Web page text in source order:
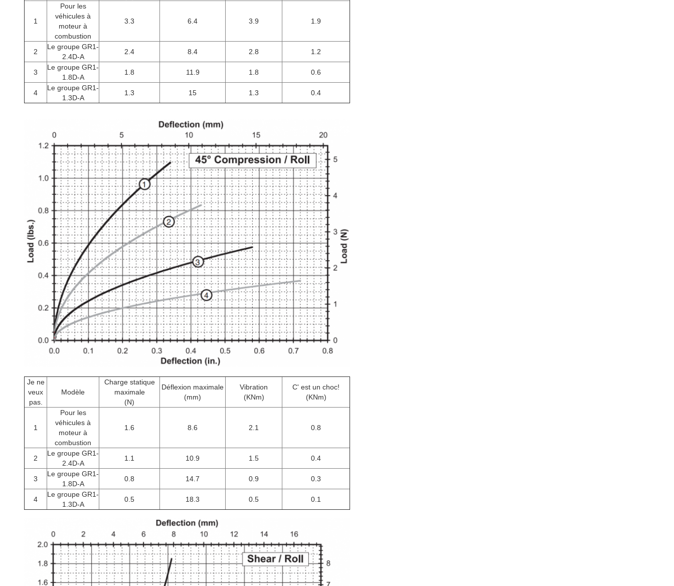
1
Pour les
véhicules à
moteur à
combustion
3.3 6.4 3.9 1.9
2
Le groupe GR1-
2.4D-A
2.4 8.4 2.8 1.2
3
Le groupe GR1-
1.8D-A
1.8 11.9 1.8 0.6
4
Le groupe GR1-
1.3D-A
1.3 15 1.3 0.4
Je ne
veux
pas.
Modèle
Charge statique
maximale
(N)
Déflexion maximale
(mm)
Vibration
(KNm)
C' est un choc!
(KNm)
1
Pour les
véhicules à
moteur à
combustion
1.6 8.6 2.1 0.8
2
Le groupe GR1-
2.4D-A
1.1 10.9 1.5 0.4
3
Le groupe GR1-
1.8D-A
0.8 14.7 0.9 0.3
4
Le groupe GR1-
1.3D-A
0.5 18.3 0.5 0.1